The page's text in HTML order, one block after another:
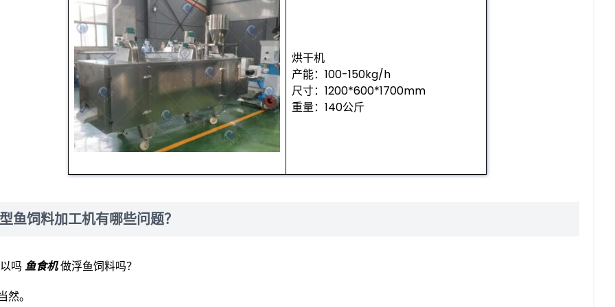
烘干机
产能：100-150kg/h
尺寸：1200*600*1700mm
重量：140公斤
鱼饲料加工机有哪些问题？
吗 鱼食机做浮鱼饲料吗？
然。